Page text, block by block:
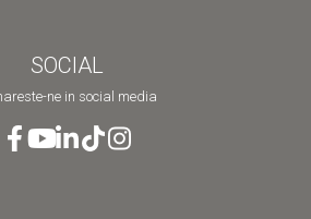
SOCIAL
ne in social media